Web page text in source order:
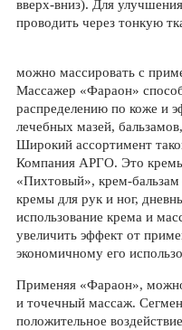
вверх-вниз). Для
проводить через тонкую
можно массировать с
Массажер «Фараон»
распределению по коже и
лечебных мазей,
Широкий ассортимент
Компания АРГО. Это
«Пихтовый», крем-
кремы для рук и ног,
использование крема и
увеличить эффект от
экономичному его
Применяя «Фараон»,
и точечный массаж.
положительное